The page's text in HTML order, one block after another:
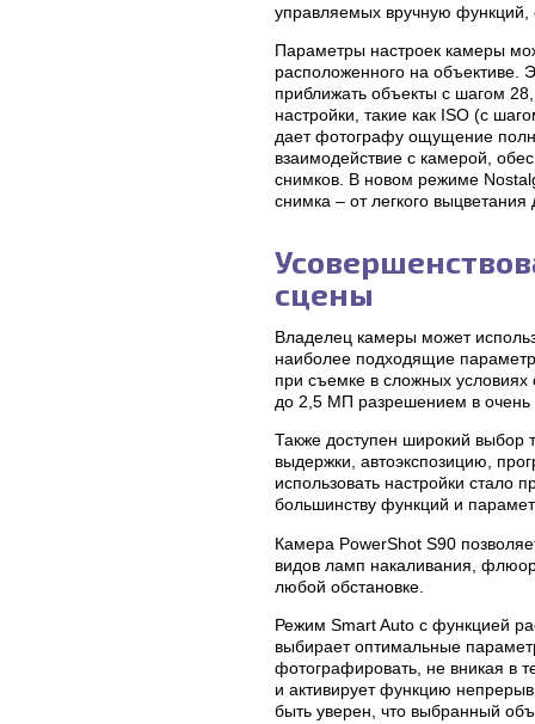
управляемых вручную функций,
Параметры настроек камеры
расположенного на объективе.
приближать объекты с шагом
настройки, такие как ISO (с
дает фотографу ощущение
взаимодействие с камерой,
снимков. В новом режиме
снимка – от легкого
сцены
Владелец камеры может
наиболее подходящие
при съемке в сложных
до 2,5 МП разрешением в очень
Также доступен широкий выбор
выдержки, автоэкспозицию,
использовать настройки
большинству функций и
Камера PowerShot S90
видов ламп накаливания,
любой обстановке.
Режим Smart Auto с функцией
выбирает оптимальные
фотографировать, не вникая в
и активирует функцию
быть уверен, что выбранный